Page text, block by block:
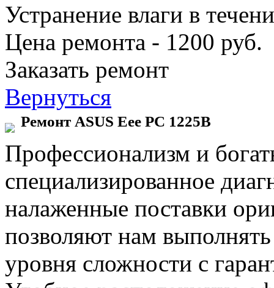
Устранение влаги в
Цена ремонта - 1200 руб.
Заказать ремонт
Вернуться
Ремонт ASUS Eee PC 1225B
Профессионализм и
специализированное
налаженные поставки
позволяют нам
уровня сложности с